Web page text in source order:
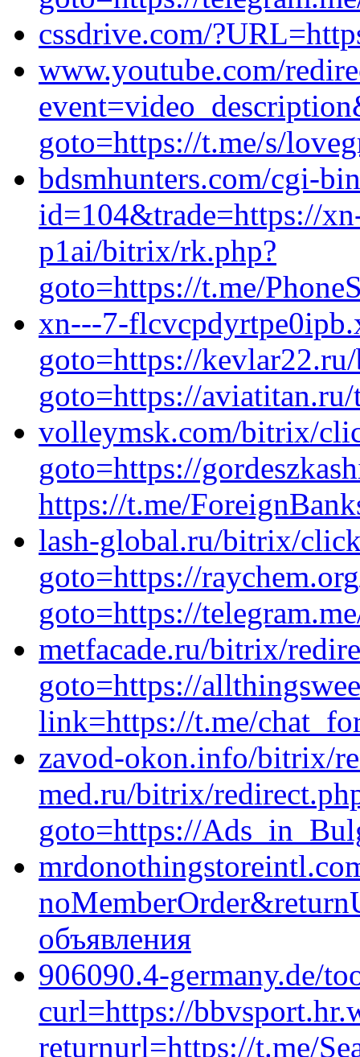
cssdrive.com/
www.youtube.com/
goto=https://t.me/s/
bdsmhunters.com/cgi-
id=104&trade=https://
p1ai/bitrix/rk.php?
goto=https://t.me/
xn---7-
goto=https://
goto=https://
volleymsk.com/bitrix/
goto=https://
https://t.me/
lash-global.ru/bitrix/
goto=https://
goto=https://
metfacade.ru/bitrix/
goto=https://
link=https://t.me/
zavod-okon.info/bitrix/
med.ru/bitrix/
goto=https://
объявления
906090.4-germany.de/
curl=https://
returnurl=https://t.me/